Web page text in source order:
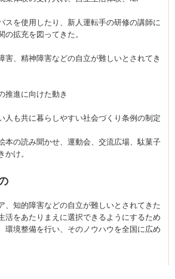
スを使用したり、新人運転手の研修の講師に
の拡充を図ってきた。
害、精神障害などの自立が難しいとされてき
推進に向けた動き
人も共に暮らしやすい社会づくり条例の制定
本の読み聞かせ、運動会、交流広場、駄菓子
かけ。
、知的障害などの自立が難しいとされてきた
活をあたりまえに選択できるようにするため
環境整備を行い、そのノウハウを全国に広め